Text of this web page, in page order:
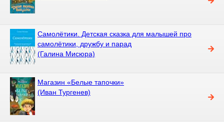
Самолётики. Детская сказка для малышей про
самолётики, дружбу и парад
(Галина Мисюра)
Магазин «Белые тапочки»
(Иван Тургенев)